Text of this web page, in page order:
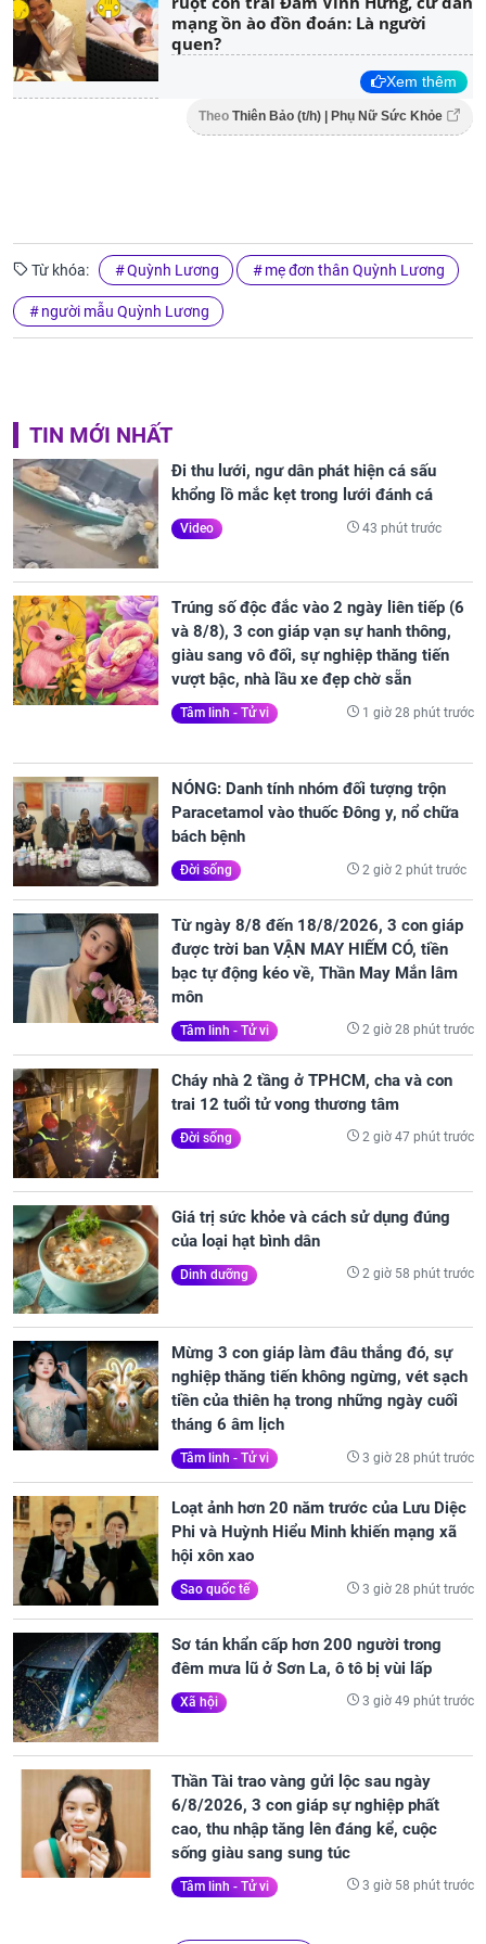
mạng ồn ào đồn đoán: Là người
quen?
Xem thêm
Theo Thiên Bảo (t/h) | Phụ Nữ Sức Khỏe
Từ khóa: Quỳnh Lương mẹ đơn thân Quỳnh Lương
người mẫu Quỳnh Lương
TIN MỚI NHẤT
Đi thu lưới, ngư dân phát hiện cá sấu
khổng lồ mắc kẹt trong lưới đánh cá
Video 43 phút trước
Trúng số độc đắc vào 2 ngày liên tiếp (6
và 8/8), 3 con giáp vạn sự hanh thông,
giàu sang vô đối, sự nghiệp thăng tiến
vượt bậc, nhà lầu xe đẹp chờ sẵn
Tâm linh - Tử vi 1 giờ 28 phút trước
NÓNG: Danh tính nhóm đối tượng trộn
Paracetamol vào thuốc Đông y, nổ chữa
bách bệnh
Đời sống 2 giờ 2 phút trước
Từ ngày 8/8 đến 18/8/2026, 3 con giáp
được trời ban VẬN MAY HIẾM CÓ, tiền
bạc tự động kéo về, Thần May Mắn lâm
môn
Tâm linh - Tử vi 2 giờ 28 phút trước
Cháy nhà 2 tầng ở TPHCM, cha và con
trai 12 tuổi tử vong thương tâm
Đời sống 2 giờ 47 phút trước
Giá trị sức khỏe và cách sử dụng đúng
của loại hạt bình dân
Dinh dưỡng 2 giờ 58 phút trước
Mừng 3 con giáp làm đâu thắng đó, sự
nghiệp thăng tiến không ngừng, vét sạch
tiền của thiên hạ trong những ngày cuối
tháng 6 âm lịch
Tâm linh - Tử vi 3 giờ 28 phút trước
Loạt ảnh hơn 20 năm trước của Lưu Diệc
Phi và Huỳnh Hiểu Minh khiến mạng xã
hội xôn xao
Sao quốc tế 3 giờ 28 phút trước
Sơ tán khẩn cấp hơn 200 người trong
đêm mưa lũ ở Sơn La, ô tô bị vùi lấp
Xã hội 3 giờ 49 phút trước
Thần Tài trao vàng gửi lộc sau ngày
6/8/2026, 3 con giáp sự nghiệp phất
cao, thu nhập tăng lên đáng kể, cuộc
sống giàu sang sung túc
Tâm linh - Tử vi 3 giờ 58 phút trước